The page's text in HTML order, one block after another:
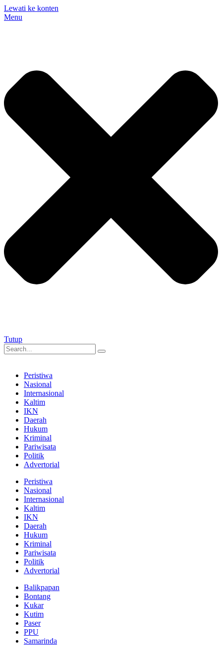
Lewati ke konten
Menu
Tutup
Peristiwa
Nasional
Internasional
Kaltim
IKN
Daerah
Hukum
Kriminal
Pariwisata
Politik
Advertorial
Peristiwa
Nasional
Internasional
Kaltim
IKN
Daerah
Hukum
Kriminal
Pariwisata
Politik
Advertorial
Balikpapan
Bontang
Kukar
Kutim
Paser
PPU
Samarinda